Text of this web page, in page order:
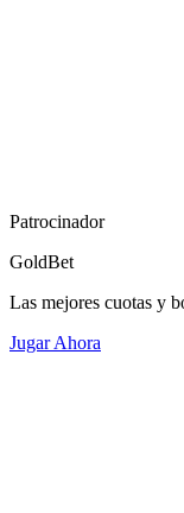
Patrocinador
GoldBet
Las mejores cuotas y
Jugar Ahora